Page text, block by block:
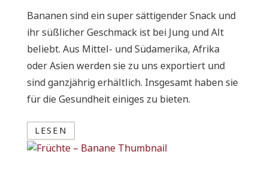
Bananen sind ein super sättigender Snack und
ihr süßlicher Geschmack ist bei Jung und Alt
beliebt. Aus Mittel- und Südamerika, Afrika
oder Asien werden sie zu uns exportiert und
sind ganzjährig erhältlich. Insgesamt haben sie
für die Gesundheit einiges zu bieten.
LESEN